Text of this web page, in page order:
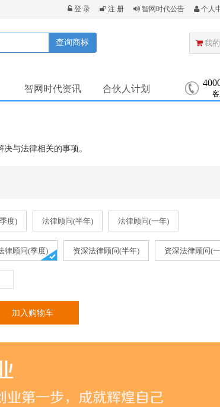
个人
智网时代公告
注 册
登 录
查询商标 我
智网时代资讯 合伙人计划
与法律相关的事项。
度) 法律顾问(半年) 法律顾问(一年)
律顾问(季度) 资深法律顾问(半年) 资深法律顾问(